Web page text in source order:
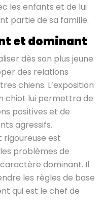
les enfants et de lui
partie de sa famille.
et dominant
dès son plus jeune
des relations
chiens. L’exposition
chiot lui permettra de
positives et de
agressifs.
est
problèmes de
dominant. Il
les règles de base
qui est le chef de